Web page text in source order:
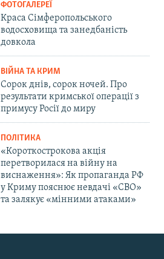
ФОТОГАЛЕРЕЇ
Краса Сімферопольського
водосховища та занедбаність
довкола
ВІЙНА ТА КРИМ
Сорок днів, сорок ночей. Про
результати кримської операції з
примусу Росії до миру
ПОЛІТИКА
«Короткострокова акція
перетворилася на війну на
виснаження»: Як пропаганда РФ
у Криму пояснює невдачі «СВО»
та залякує «мінними атаками»